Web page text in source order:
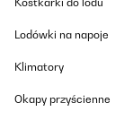
Lodówki na napoje
Klimatory
Okapy przyścienne